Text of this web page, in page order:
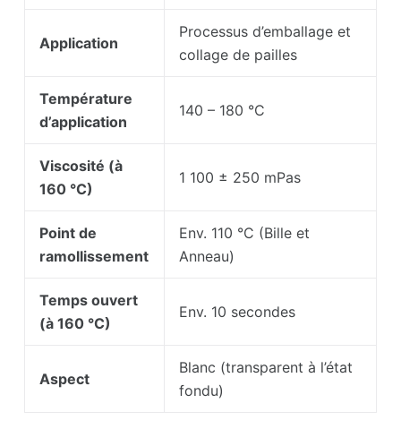
Application
Processus d’emballage et
collage de pailles
Température
d’application
140 – 180 °C
Viscosité (à
160 °C)
1 100 ± 250 mPas
Point de
ramollissement
Env. 110 °C (Bille et
Anneau)
Temps ouvert
(à 160 °C)
Env. 10 secondes
Aspect
Blanc (transparent à l’état
fondu)